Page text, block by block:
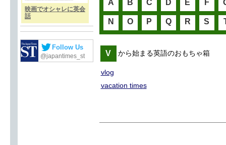
映画でオシャレに英会
話
Follow Us
@japantimes_st
A B C D E F
N O P Q R S
V から始まる英語のおもちゃ箱
vlog
vacation times